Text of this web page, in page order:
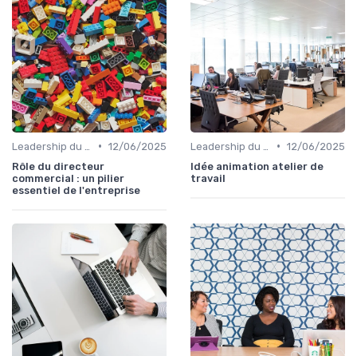
• 12/06/2025
Rôle du directeur
commercial : un pilier
essentiel de l'entreprise
• 12/06/2025
Idée animation atelier de
travail